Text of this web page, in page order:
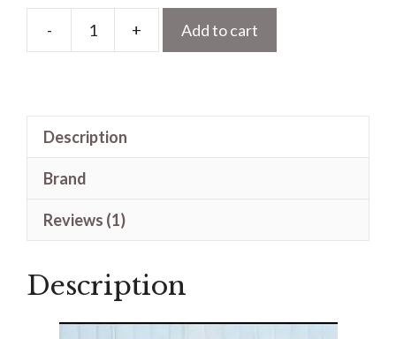
-
Pintu
quantity
+ Add to cart
Description
Brand
Reviews (1)
Description